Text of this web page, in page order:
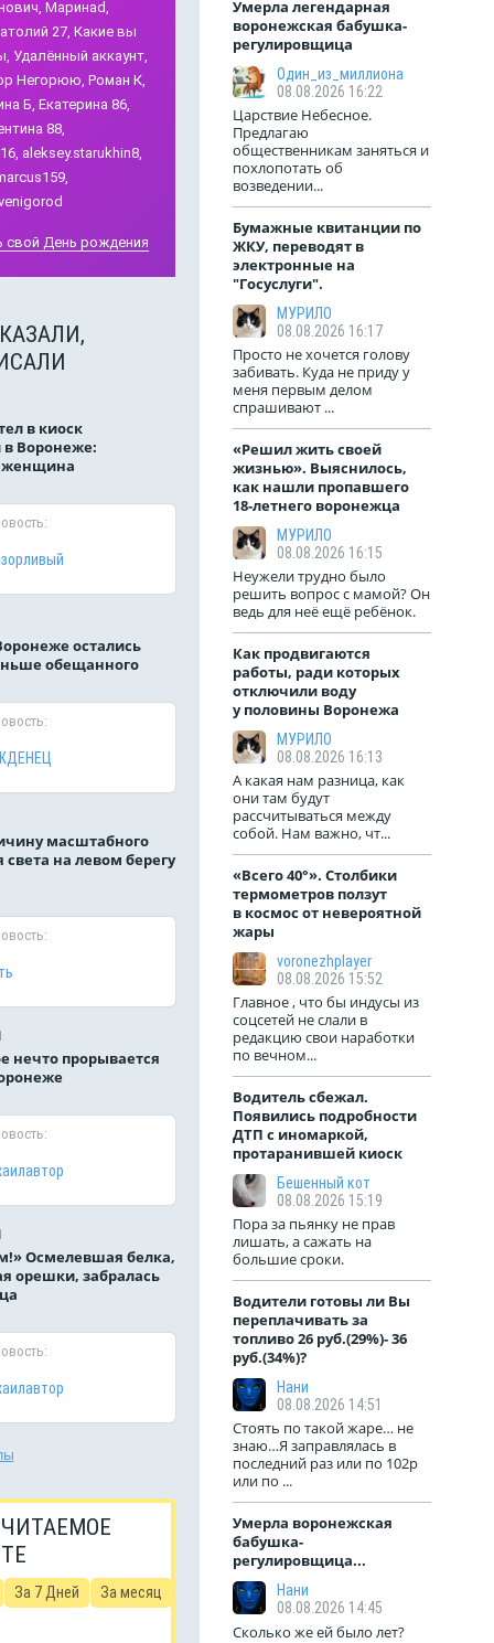
Маринаd,
27, Какие вы
Удалённый аккаунт,
Негорюю, Роман К,
Б, Екатерина 86,
88,
aleksey.starukhin8,
свой День рождения
в киоск
в Воронеже:
женщина
остались
обещанного
масштабного
на левом берегу
нечто прорывается
Осмелевшая белка,
орешки, забралась
За 7 Дней За месяц
Умерла легендарная
воронежская бабушка-
регулировщица
Один_из_миллиона
08.08.2026 16:22
Царствие Небесное.
Предлагаю
общественникам заняться и
похлопотать об
возведении...
Бумажные квитанции по
ЖКУ, переводят в
электронные на
"Госуслуги".
МУРИЛО
08.08.2026 16:17
Просто не хочется голову
забивать. Куда не приду у
меня первым делом
спрашивают ...
«Решил жить своей
жизнью». Выяснилось,
как нашли пропавшего
18-летнего воронежца
МУРИЛО
08.08.2026 16:15
Неужели трудно было
решить вопрос с мамой? Он
ведь для неё ещё ребёнок.
Как продвигаются
работы, ради которых
отключили воду
у половины Воронежа
МУРИЛО
08.08.2026 16:13
А какая нам разница, как
они там будут
рассчитываться между
собой. Нам важно, чт...
«Всего 40°». Столбики
термометров ползут
в космос от невероятной
жары
voronezhplayer
08.08.2026 15:52
Главное , что бы индусы из
соцсетей не слали в
редакцию свои наработки
по вечном...
Водитель сбежал.
Появились подробности
ДТП с иномаркой,
протаранившей киоск
Бешенный кот
08.08.2026 15:19
Пора за пьянку не прав
лишать, а сажать на
большие сроки.
Водители готовы ли Вы
переплачивать за
топливо 26 руб.(29%)- 36
руб.(34%)?
Нани
08.08.2026 14:51
Стоять по такой жаре… не
знаю…Я заправлялась в
последний раз или по 102р
или по ...
Умерла воронежская
бабушка-
регулировщица...
Нани
08.08.2026 14:45
Сколько же ей было лет?